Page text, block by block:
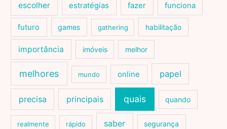
escolher estratégias fazer funciona
futuro games gathering habilitação
importância imóveis melhor
melhores mundo online papel
precisa principais quais quando
realmente rápido saber segurança